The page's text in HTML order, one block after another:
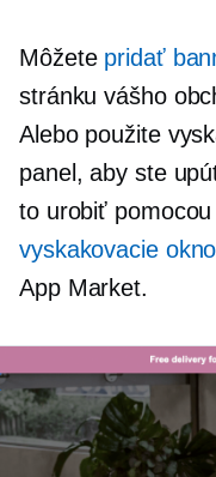
Môžete pridať
stránku vášho
Alebo použite
panel, aby ste
to urobiť pomocou
vyskakovacie okno
App Market.